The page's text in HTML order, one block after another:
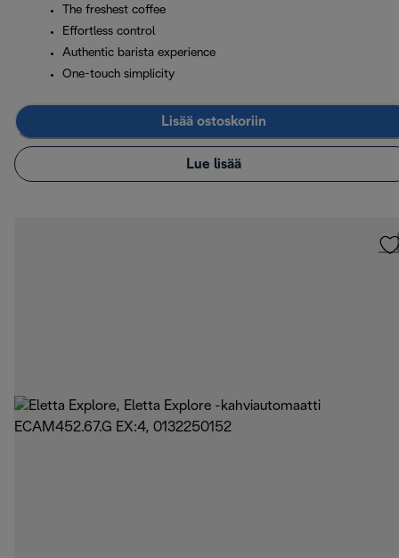
The freshest coffee
Effortless control
Authentic barista experience
One-touch simplicity
Lisää ostoskoriin
Lue lisää